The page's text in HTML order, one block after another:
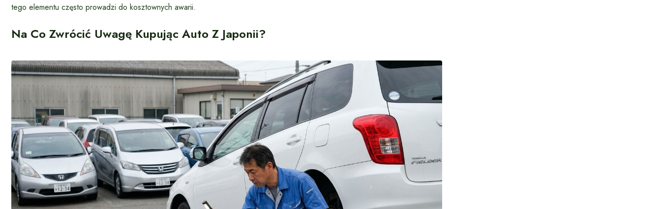
tego elementu często prowadzi do kosztownych awarii.
Na Co Zwrócić Uwagę Kupując Auto Z Japonii?